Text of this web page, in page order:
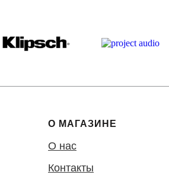
О МАГАЗИНЕ
О нас
Контакты